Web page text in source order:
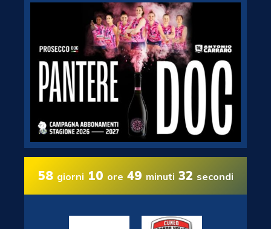
58 giorni 10 ore 49 minuti 31 secondi